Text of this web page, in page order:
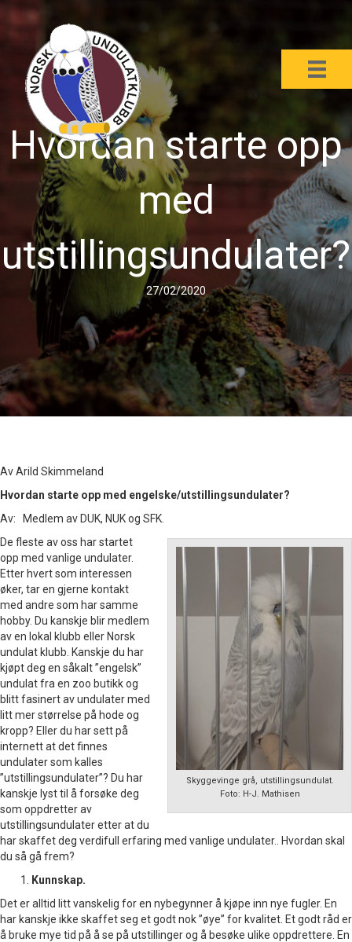
Hvordan starte opp
med
utstillingsundulater?
27/02/2020
Av Arild Skimmeland
Hvordan starte opp med engelske/utstillingsundulater?
Av: Medlem av DUK, NUK og SFK.
Skyggevinge grå, utstillingsundulat.
Foto: H-J. Mathisen
De fleste av oss har startet
opp med vanlige undulater.
Etter hvert som interessen
øker, tar en gjerne kontakt
med andre som har samme
hobby. Du kanskje blir medlem
av en lokal klubb eller Norsk
undulat klubb. Kanskje du har
kjøpt deg en såkalt ”engelsk”
undulat fra en zoo butikk og
blitt fasinert av undulater med
litt mer størrelse på hode og
kropp? Eller du har sett på
internett at det finnes
undulater som kalles
”utstillingsundulater”? Du har
kanskje lyst til å forsøke deg
som oppdretter av
utstillingsundulater etter at du
har skaffet deg verdifull erfaring med vanlige undulater.. Hvordan skal
du så gå frem?
Kunnskap.
Det er alltid litt vanskelig for en nybegynner å kjøpe inn nye fugler. En
har kanskje ikke skaffet seg et godt nok ”øye” for kvalitet. Et godt råd er
å bruke mye tid på å se på utstillinger og å besøke ulike oppdrettere. En